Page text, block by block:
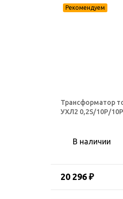
Трансформатор
УХЛ2 0,2S/10Р/
В наличии
20 296 ₽